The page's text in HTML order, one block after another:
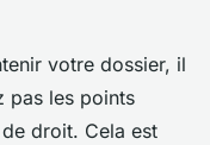
votre dossier, il
pas les points
droit. Cela est